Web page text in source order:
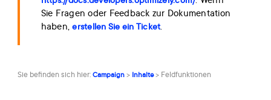
Sie Fragen oder Feedback zur Dokumentation
haben,erstellen Sie ein Ticket.
Sie befinden sich hier:Campaign> Inhalte> Feldfunktionen